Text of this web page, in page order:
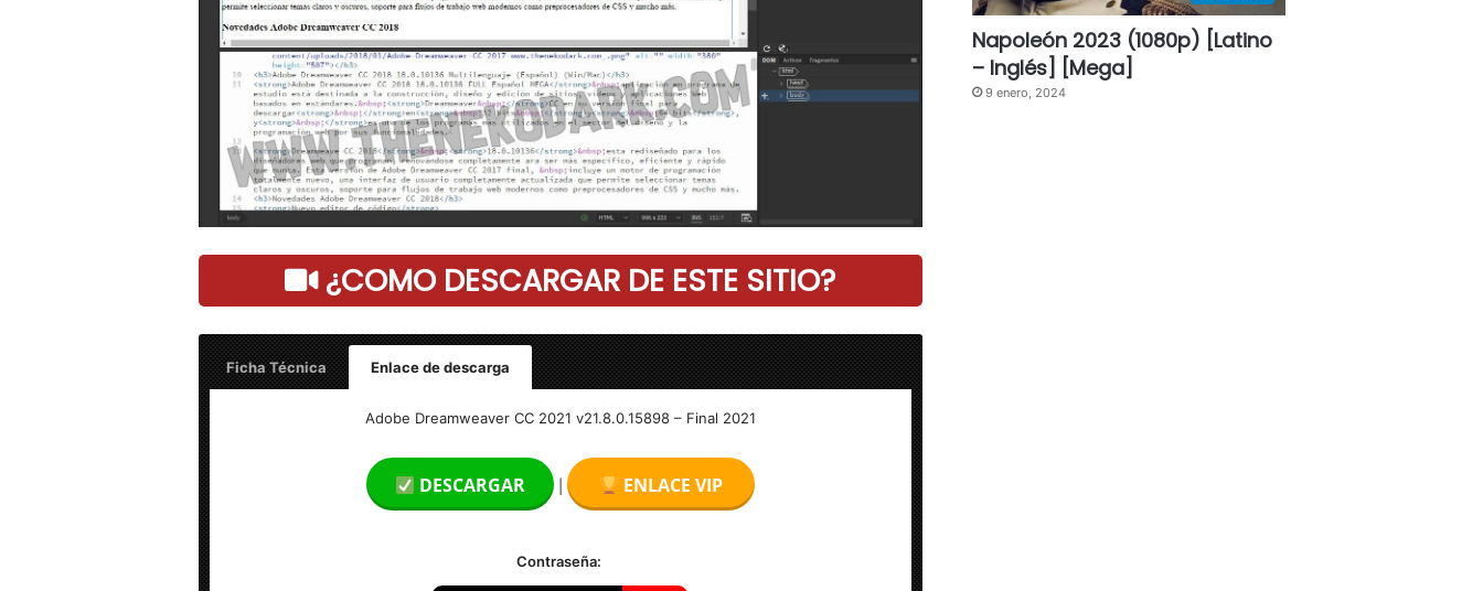
¿COMO DESCARGAR DE ESTE SITIO?
Ficha Técnica
Enlace de descarga
Idioma: Multilenguaje (Español)
Adobe Dreamweaver CC 2021 v21.8.0.15898 – Final 2021
DESCARGAR | ENLACE VIP
Contraseña:
Napoleón 2023 (1080p) [Latino
– Inglés] [Mega]
9 enero, 2024